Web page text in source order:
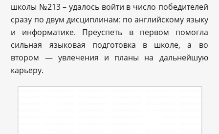
школы №213 – удалось войти в число победителей
сразу по двум дисциплинам: по английскому языку
и информатике. Преуспеть в первом помогла
сильная языковая подготовка в школе, а во
втором — увлечения и планы на дальнейшую
карьеру.